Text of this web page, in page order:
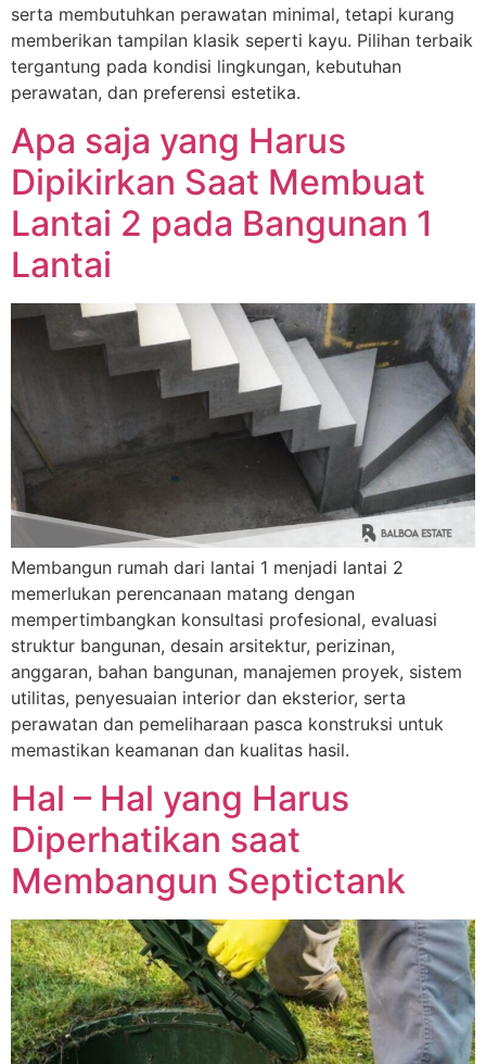
serta membutuhkan perawatan minimal, tetapi kurang
memberikan tampilan klasik seperti kayu. Pilihan terbaik
tergantung pada kondisi lingkungan, kebutuhan
perawatan, dan preferensi estetika.
Apa saja yang Harus
Dipikirkan Saat Membuat
Lantai 2 pada Bangunan 1
Lantai
Membangun rumah dari lantai 1 menjadi lantai 2
memerlukan perencanaan matang dengan
mempertimbangkan konsultasi profesional, evaluasi
struktur bangunan, desain arsitektur, perizinan,
anggaran, bahan bangunan, manajemen proyek, sistem
utilitas, penyesuaian interior dan eksterior, serta
perawatan dan pemeliharaan pasca konstruksi untuk
memastikan keamanan dan kualitas hasil.
Hal – Hal yang Harus
Diperhatikan saat
Membangun Septictank